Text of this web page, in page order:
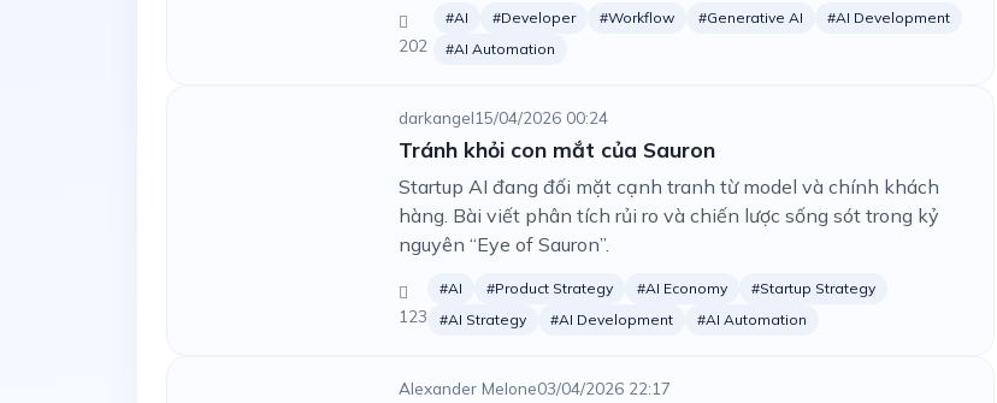
202
#AI #Developer #Workflow #Generative AI
#AI Development
#AI Automation
darkangel15/04/2026 00:24
Tránh khỏi con mắt của Sauron
Startup AI đang đối mặt cạnh tranh từ model và chính khách
hàng. Bài viết phân tích rủi ro và chiến lược sống sót trong kỷ
nguyên “Eye of Sauron”.
123
#AI #Product Strategy #AI Economy
#Startup Strategy
#AI Strategy
#AI Development #AI Automation
Alexander Melone03/04/2026 22:17